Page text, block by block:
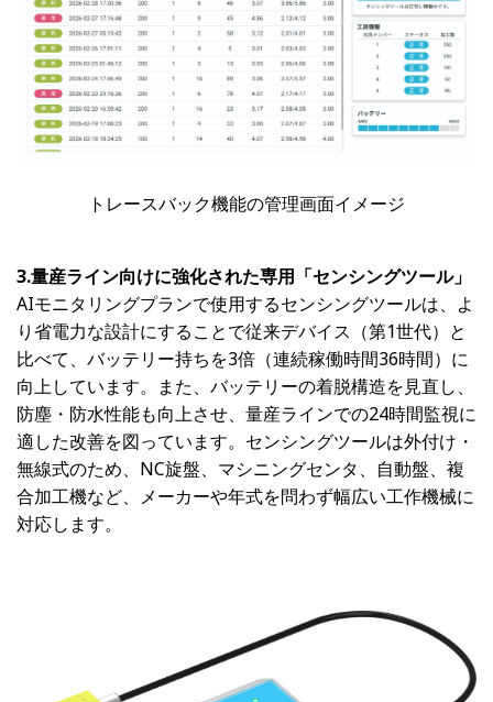
トレースバック機能の管理画面イメージ
3.量産ライン向けに強化された専用「センシングツール」
AIモニタリングプランで使用するセンシングツールは、よ
り省電力な設計にすることで従来デバイス（第1世代）と
比べて、バッテリー持ちを3倍（連続稼働時間36時間）に
向上しています。また、バッテリーの着脱構造を見直し、
防塵・防水性能も向上させ、量産ラインでの24時間監視に
適した改善を図っています。センシングツールは外付け・
無線式のため、NC旋盤、マシニングセンタ、自動盤、複
合加工機など、メーカーや年式を問わず幅広い工作機械に
対応します。